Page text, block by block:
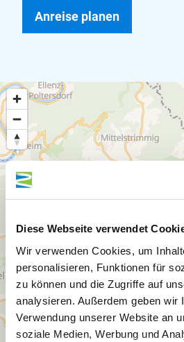
Diese Webseite verwendet
Wir verwenden Cookies, um
personalisieren, Funktionen für
zu können und die Zugriffe auf
analysieren. Außerdem geben wir
Verwendung unserer Website an
soziale Medien, Werbung und
Anreise planen